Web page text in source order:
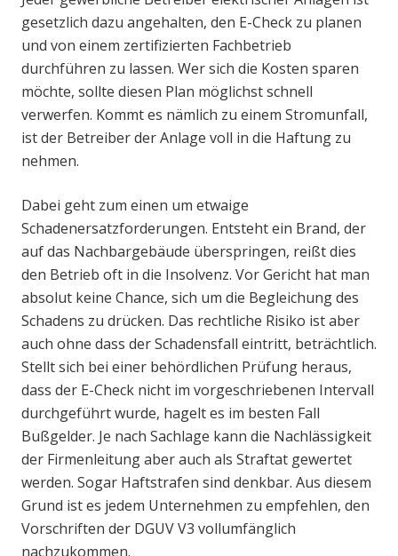
gesetzlich dazu angehalten, den E-Check zu planen
und von einem zertifizierten Fachbetrieb
durchführen zu lassen. Wer sich die Kosten sparen
möchte, sollte diesen Plan möglichst schnell
verwerfen. Kommt es nämlich zu einem Stromunfall,
ist der Betreiber der Anlage voll in die Haftung zu
nehmen.
Dabei geht zum einen um etwaige
Schadenersatzforderungen. Entsteht ein Brand, der
auf das Nachbargebäude überspringen, reißt dies
den Betrieb oft in die Insolvenz. Vor Gericht hat man
absolut keine Chance, sich um die Begleichung des
Schadens zu drücken. Das rechtliche Risiko ist aber
auch ohne dass der Schadensfall eintritt, beträchtlich.
Stellt sich bei einer behördlichen Prüfung heraus,
dass der E-Check nicht im vorgeschriebenen Intervall
durchgeführt wurde, hagelt es im besten Fall
Bußgelder. Je nach Sachlage kann die Nachlässigkeit
der Firmenleitung aber auch als Straftat gewertet
werden. Sogar Haftstrafen sind denkbar. Aus diesem
Grund ist es jedem Unternehmen zu empfehlen, den
Vorschriften der DGUV V3 vollumfänglich
nachzukommen.